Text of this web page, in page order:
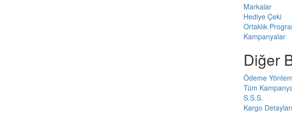
Markalar
Hediye Çeki
Ortaklık
Kampanyalar
Diğer
Ödeme
Tüm
S.S.S.
Kargo Detayları